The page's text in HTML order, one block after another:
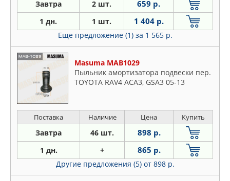
Завтра 2 шт. 659 р.
1 дн. 1 шт. 1 404 р.
Еще предложение (1) за 1 565 р.
Masuma MAB1029
Пыльник амортизатора подвески пер.
TOYOTA RAV4 ACA3, GSA3 05-13
Поставка Наличие Цена Купить
Завтра 46 шт. 898 р.
1 дн. + 865 р.
Другие предложения (5) от 898 р.